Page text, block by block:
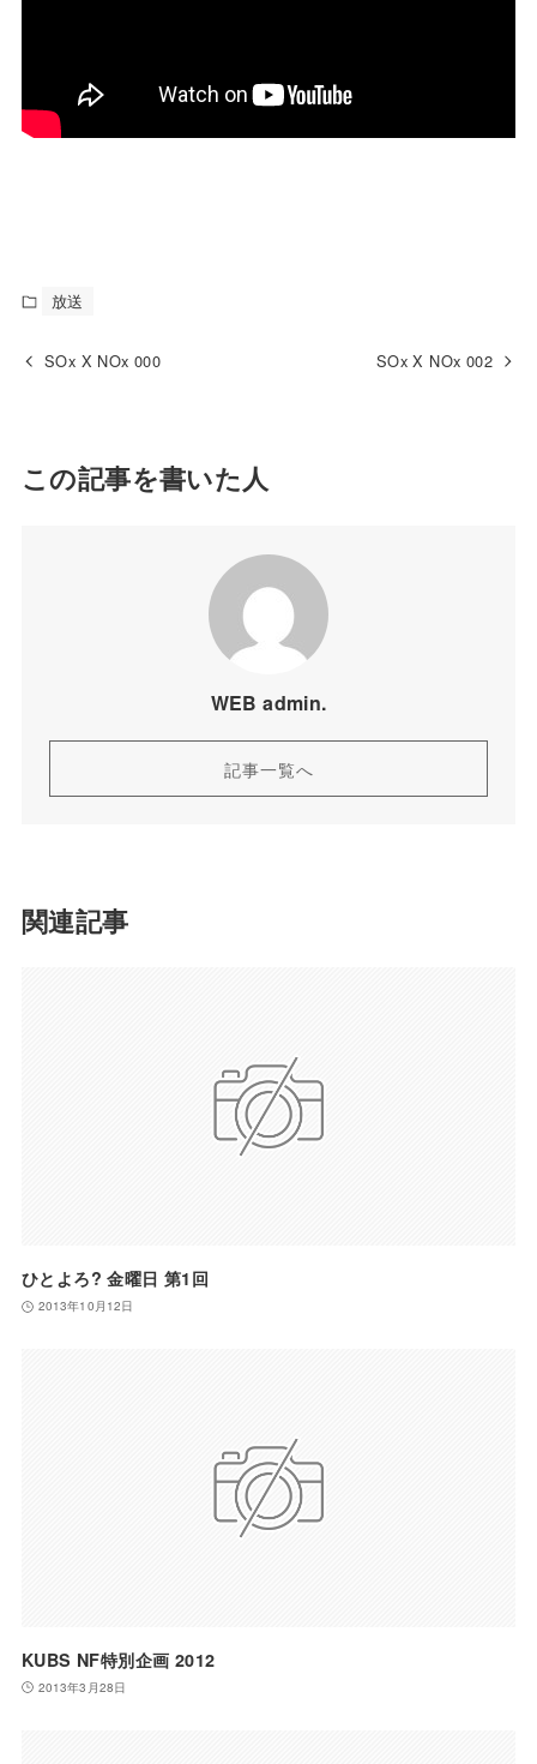
放送
SOx X NOx 000 SOx X NOx 002
この記事を書いた人
WEB admin.
記事一覧へ
関連記事
ひとよろ? 金曜日 第1回
2013年10月12日
KUBS NF特別企画 2012
2013年3月28日